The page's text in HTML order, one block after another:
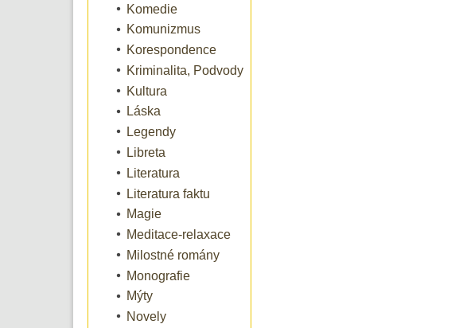
Komedie
Komunizmus
Korespondence
Kriminalita, Podvody
Kultura
Láska
Legendy
Libreta
Literatura
Literatura faktu
Magie
Meditace-relaxace
Milostné romány
Monografie
Mýty
Novely